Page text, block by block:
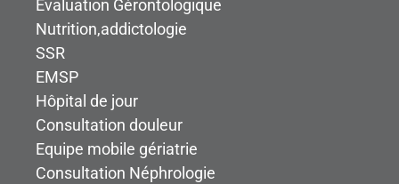
Evaluation Gérontologique
Nutrition,addictologie
SSR
EMSP
Hôpital de jour
Consultation douleur
Equipe mobile gériatrie
Consultation Néphrologie